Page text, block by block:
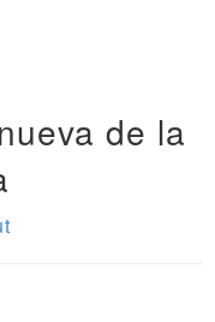
de la